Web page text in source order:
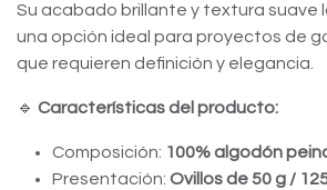
Su acabado brillante y textura suave
una opción ideal para proyectos de
que requieren definición y elegancia.
🔹 Características del producto:
Composición: 100% algodón
Presentación: Ovillos de 50 g /